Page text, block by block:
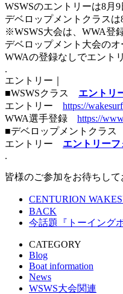
WSWSのエントリーは8月
デベロップメントクラス
※WSWS大会は、WWA登
デベロップメント大会のオ
WWAの登録なしでエント
.
エントリー｜
■WSWSクラス エントリ
エントリー https://
WWA選手登録 https://
■デベロップメントクラス
エントリー エントリー
.
皆様のご参加をお待ちして
CENTURION
BACK
今話題『トーイング
CATEGORY
Blog
Boat information
News
WSWS大会関連